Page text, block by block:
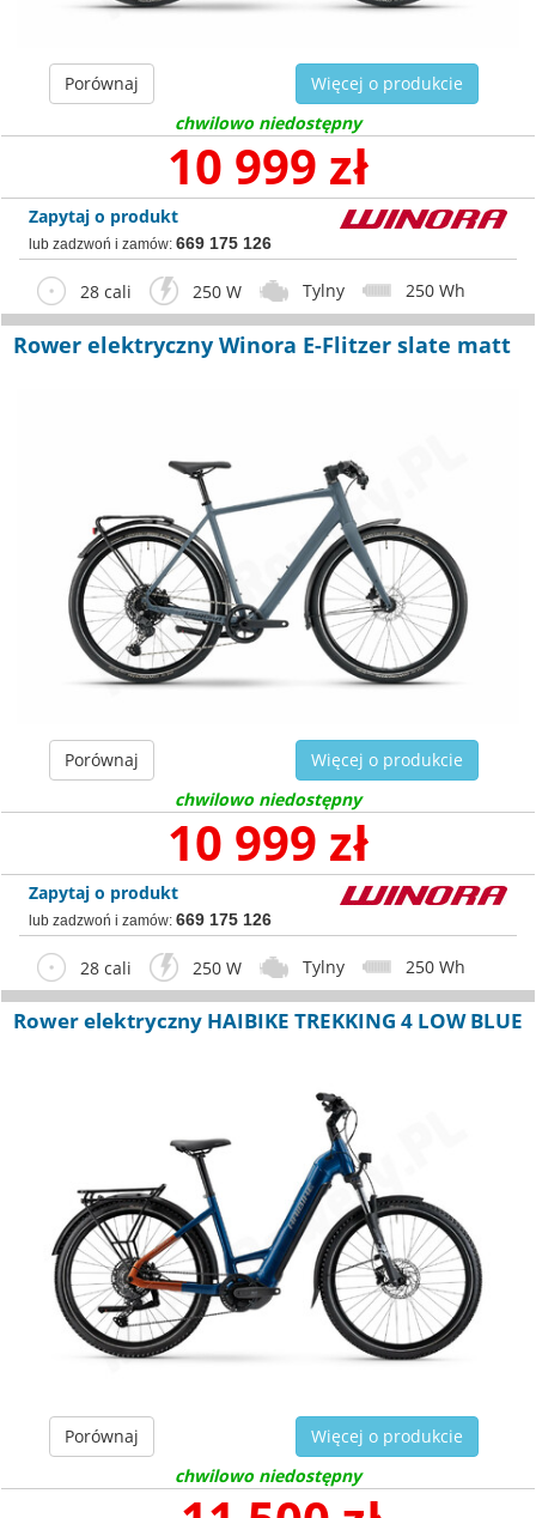
Porównaj
Więcej o produkcie
chwilowo niedostępny
10 999 zł
Zapytaj o produkt
lub zadzwoń i zamów: 669 175 126
28 cali 250 W Tylny 250 Wh
Rower elektryczny Winora E-Flitzer slate matt
Porównaj
Więcej o produkcie
chwilowo niedostępny
10 999 zł
Zapytaj o produkt
lub zadzwoń i zamów: 669 175 126
28 cali 250 W Tylny 250 Wh
Rower elektryczny HAIBIKE TREKKING 4 LOW BLUE
Porównaj
Więcej o produkcie
chwilowo niedostępny